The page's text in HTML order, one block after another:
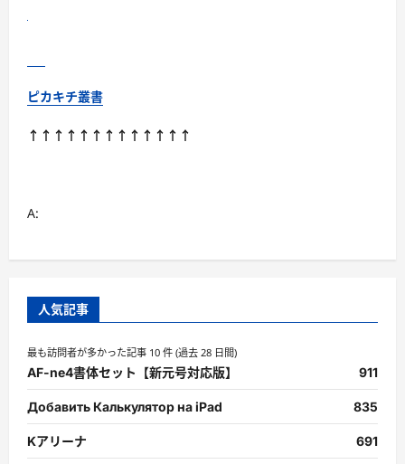
ピカキチ叢書
↑↑↑↑↑↑↑↑↑↑↑↑↑
A:
人気記事
最も訪問者が多かった記事 10 件 (過去 28 日間)
AF-ne4書体セット【新元号対応版】 911
Добавить Калькулятор на iPad 835
Kアリーナ 691